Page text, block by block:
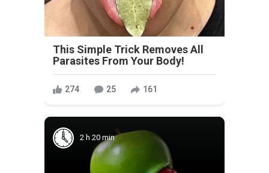
This Simple Trick Removes All
Parasites From Your Body!
274 25 161
2 h 20 min